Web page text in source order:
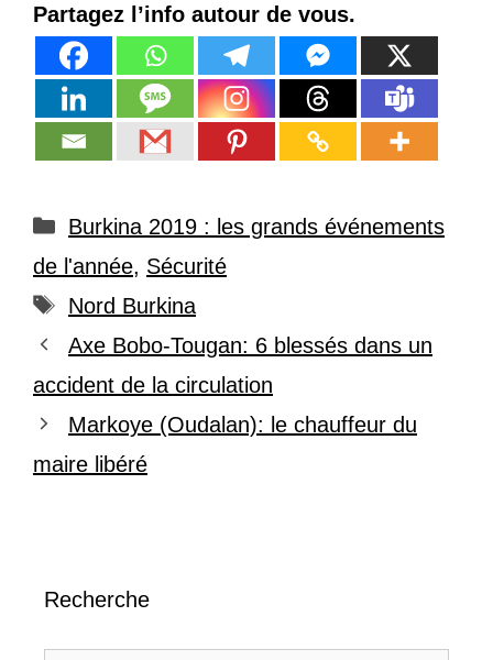
Partagez l’info autour de vous.
Catégories
Burkina 2019 : les grands événements
de l'année, Sécurité
Étiquettes
Nord Burkina
Axe Bobo-Tougan: 6 blessés dans un
accident de la circulation
Markoye (Oudalan): le chauffeur du
maire libéré
Recherche